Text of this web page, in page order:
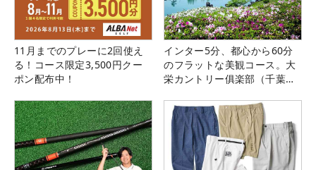
11月までのプレーに2回使え
る！コース限定3,500円クー
ポン配布中！
インター5分、都心から60分
のフラットな美観コース。大
栄カントリー俱楽部（千葉